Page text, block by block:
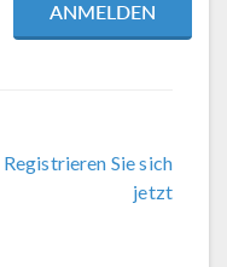
Registrieren Sie sich
jetzt